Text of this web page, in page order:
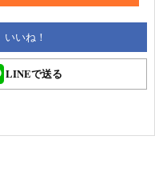
いいね！
LINEで送る